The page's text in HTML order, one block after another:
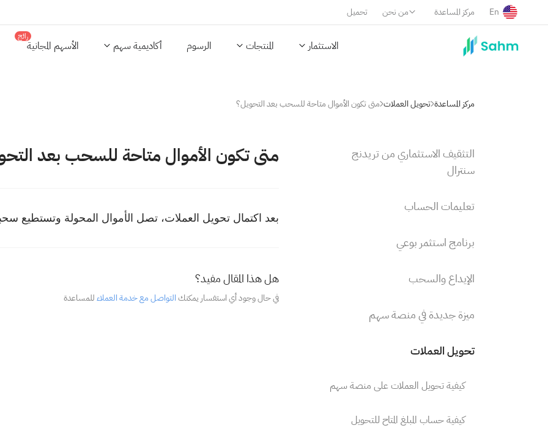
تحميل من نحن مركز المساعدة En
الاستثمار المنتجات الرسوم أكاديمية سهم الأسهم المجانية
رائج
مركز المساعدة تحويل العملات متى تكون الأموال متاحة للسحب بعد التحويل؟
التثقيف الاستثماري من تريدنج
سنترال
تعليمات الحساب
برنامج استثمر بوعي
الإيداع والسحب
ميزة جديدة في منصة سهم
تحويل العملات
كيفية تحويل العملات على منصة سهم
كيفية حساب المبلغ المتاح للتحويل
متى تكون الأموال متاحة للسحب بعد
بعد اكتمال تحويل العملات، تصل الأموال المحولة وتستطيع
هل هذا المقال مفيد؟
في حال وجود أي استفسار يمكنكالتواصل مع خدمة العملاءللمساعدة